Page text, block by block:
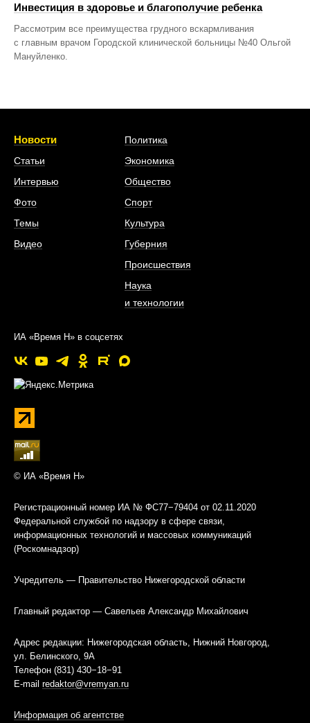
Инвестиция в здоровье и благополучие ребенка
Рассмотрим все преимущества грудного вскармливания
с главным врачом Городской клинической больницы №40 Ольгой
Мануйленко.
Новости
Статьи
Интервью
Фото
Темы
Видео
Политика
Экономика
Общество
Спорт
Культура
Губерния
Происшествия
Наука
и технологии
ИА «Время Н» в соцсетях
© ИА «Время Н»
Регистрационный номер ИА № ФС77−79404 от 02.11.2020
Федеральной службой по надзору в сфере связи,
информационных технологий и массовых коммуникаций
(Роскомнадзор)
Учредитель — Правительство Нижегородской области
Главный редактор — Савельев Александр Михайлович
Адрес редакции: Нижегородская область, Нижний Новгород,
ул. Белинского, 9А
Телефон (831) 430−18−91
E-mail redaktor@vremyan.ru
Информация об агентстве